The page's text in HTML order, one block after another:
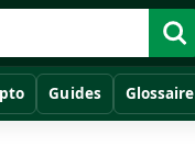
Guides Glossaire